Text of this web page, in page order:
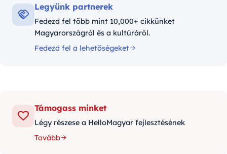
Legyünk partnerek
Fedezd fel több mint 10,000+ cikkünket
Magyarországról és a kultúráról.
Fedezd fel a lehetőségeket
Támogass minket
Légy részese a HelloMagyar fejlesztésének
Tovább